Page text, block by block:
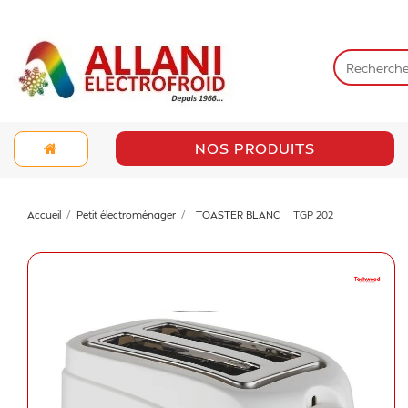
NOS PRODUITS
Accueil Petit électroménager TOASTER BLANC TGP 202